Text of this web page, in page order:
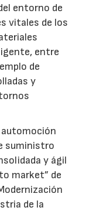
entorno de
vitales de los
entre
de
y
suministro
y ágil
market” de
de la